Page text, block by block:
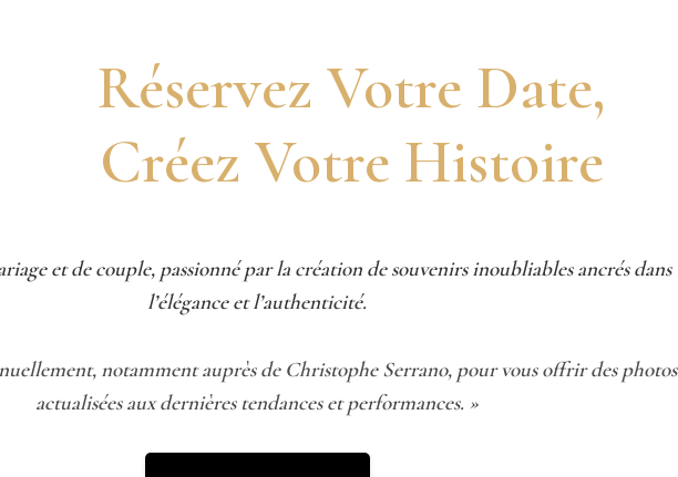
Réservez Votre Date,
Créez Votre Histoire
et de couple, passionné par la création de souvenirs inoubliables ancrés dans
l’élégance et l’authenticité.
notamment auprès de Christophe Serrano, pour vous offrir des photos
actualisées aux dernières tendances et performances. »